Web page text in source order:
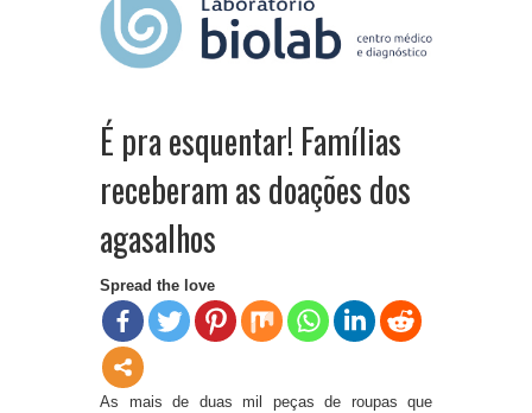
É pra esquentar! Famílias
receberam as doações dos
agasalhos
Spread the love
As mais de duas mil peças de roupas que